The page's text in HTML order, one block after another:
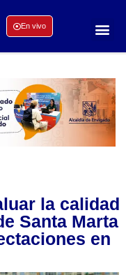
En vivo
la calidad
Santa Marta
en